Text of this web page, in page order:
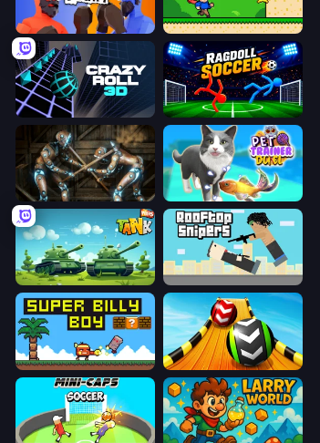
Ragdoll Fight Steve's World
Crazy Roll 3D Ragdoll Soccer 2 Players
Striker Dummies Pet Trainer Duel
Tank Wars Rooftop Snipers
Super Billy Boy Sky Balls 3D